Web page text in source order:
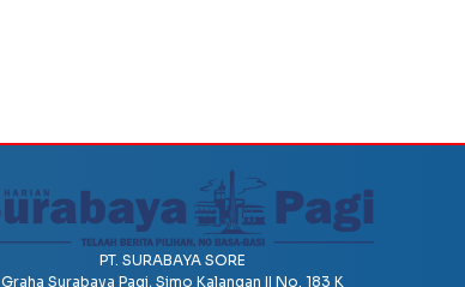
PT. SURABAYA SORE
Graha Surabaya Pagi, Simo Kalangan II No. 183 K